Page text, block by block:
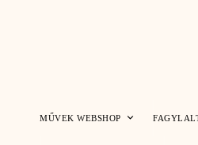
MŰVEK WEBSHOP